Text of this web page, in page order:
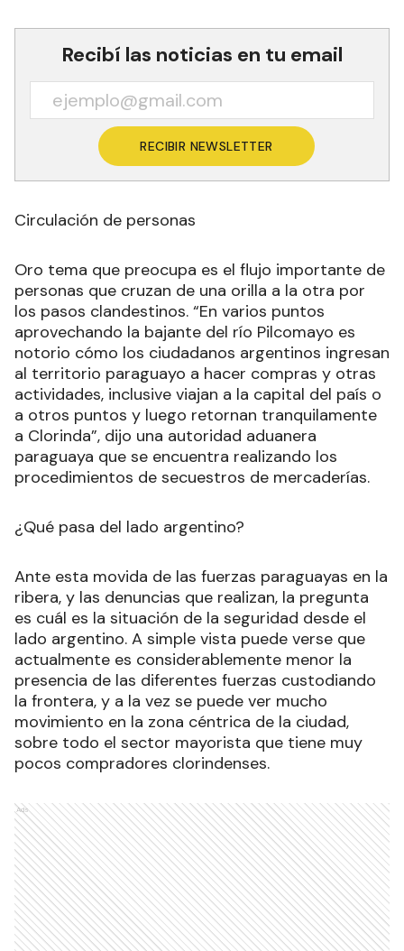
Recibí las noticias en tu email
RECIBIR NEWSLETTER
Circulación de personas
Oro tema que preocupa es el flujo importante de
personas que cruzan de una orilla a la otra por
los pasos clandestinos. “En varios puntos
aprovechando la bajante del río Pilcomayo es
notorio cómo los ciudadanos argentinos ingresan
al territorio paraguayo a hacer compras y otras
actividades, inclusive viajan a la capital del país o
a otros puntos y luego retornan tranquilamente
a Clorinda”, dijo una autoridad aduanera
paraguaya que se encuentra realizando los
procedimientos de secuestros de mercaderías.
¿Qué pasa del lado argentino?
Ante esta movida de las fuerzas paraguayas en la
ribera, y las denuncias que realizan, la pregunta
es cuál es la situación de la seguridad desde el
lado argentino. A simple vista puede verse que
actualmente es considerablemente menor la
presencia de las diferentes fuerzas custodiando
la frontera, y a la vez se puede ver mucho
movimiento en la zona céntrica de la ciudad,
sobre todo el sector mayorista que tiene muy
pocos compradores clorindenses.
Ads